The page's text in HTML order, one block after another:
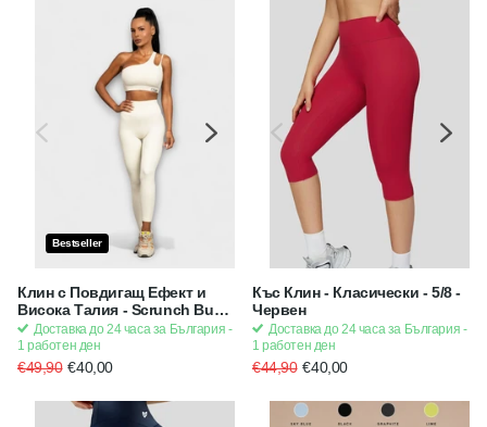
Bestseller
Клин с Повдигащ Ефект и
Висока Талия - Scrunch Bum
- Бял (екрю)
Доставка до 24 часа за България -
1 работен ден
€49,90 €40,00
Къс Клин - Класически - 5/8 -
Червен
Доставка до 24 часа за България -
1 работен ден
€44,90 €40,00